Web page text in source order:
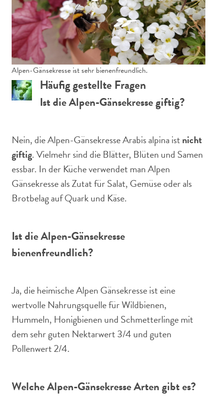
Alpen-Gänsekresse ist sehr bienenfreundlich.
Häufig gestellte Fragen
Ist die Alpen-Gänsekresse giftig?
Nein, die Alpen-Gänsekresse Arabis alpina ist nicht
giftig. Vielmehr sind die Blätter, Blüten und Samen
essbar. In der Küche verwendet man Alpen
Gänsekresse als Zutat für Salat, Gemüse oder als
Brotbelag auf Quark und Käse.
Ist die Alpen-Gänsekresse
bienenfreundlich?
Ja, die heimische Alpen Gänsekresse ist eine
wertvolle Nahrungsquelle für Wildbienen,
Hummeln, Honigbienen und Schmetterlinge mit
dem sehr guten Nektarwert 3/4 und guten
Pollenwert 2/4.
Welche Alpen-Gänsekresse Arten gibt es?